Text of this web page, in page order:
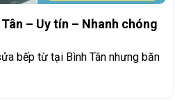
– Uy tín – Nhanh chóng
bếp từ tại Bình Tân nhưng băn